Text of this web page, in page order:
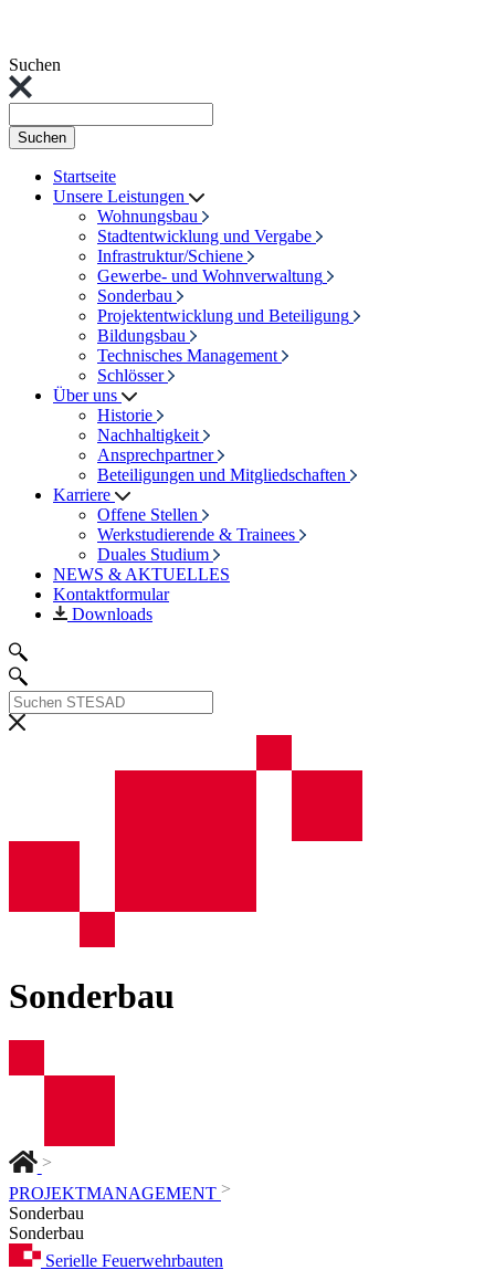
Suchen
Suchen
Startseite
Unsere Leistungen
Wohnungsbau
Stadtentwicklung und Vergabe
Infrastruktur/Schiene
Gewerbe- und Wohnverwaltung
Sonderbau
Projektentwicklung und Beteiligung
Bildungsbau
Technisches Management
Schlösser
Über uns
Historie
Nachhaltigkeit
Ansprechpartner
Beteiligungen und Mitgliedschaften
Karriere
Offene Stellen
Werkstudierende & Trainees
Duales Studium
NEWS & AKTUELLES
Kontaktformular
Downloads
Sonderbau
>
PROJEKTMANAGEMENT >
Sonderbau
Sonderbau
Serielle Feuerwehrbauten